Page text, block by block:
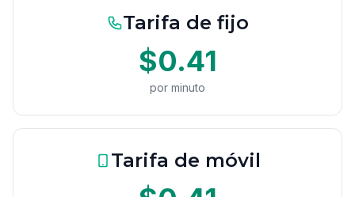
Tarifa de fijo
$0.41
por minuto
Tarifa de móvil